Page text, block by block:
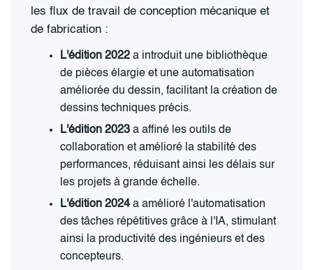
les flux de travail de conception mécanique et
de fabrication :
L'édition 2022 a introduit une bibliothèque
de pièces élargie et une automatisation
améliorée du dessin, facilitant la création de
dessins techniques précis.
L'édition 2023 a affiné les outils de
collaboration et amélioré la stabilité des
performances, réduisant ainsi les délais sur
les projets à grande échelle.
L'édition 2024 a amélioré l'automatisation
des tâches répétitives grâce à l'IA, stimulant
ainsi la productivité des ingénieurs et des
concepteurs.